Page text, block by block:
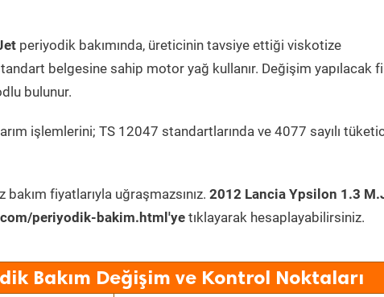
periyodik bakımında, üreticinin tavsiye ettiği viskotize
belgesine sahip motor yağ kullanır. Değişim yapılacak
bulunur.
işlemlerini; TS 12047 standartlarında ve 4077 sayılı
fiyatlarıyla uğraşmazsınız. 2012 Lancia Ypsilon 1.3
periyodik-bakim.html'ye tıklayarak hesaplayabilirsiniz.
Bakım Değişim ve Kontrol Noktaları